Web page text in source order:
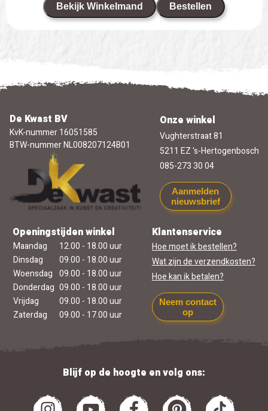
Bekijk Winkelmand Bestellen
De Kwast BV
KvK-nummer 16051585
BTW-nummer NL008207124B01
Onze winkel
Vughterstraat 81
5211 EZ 's-Hertogenbosch
085-273 30 04
Aanmelden
nieuwsbrief
Openingstijden winkel
Maandag
12.00 - 18.00 uur
Dinsdag
09.00 - 18.00 uur
Woensdag 09.00 - 18.00 uur
Donderdag 09.00 - 18.00 uur
Vrijdag
09.00 - 18.00 uur
Zaterdag
09.00 - 17.00 uur
Klantenservice
Hoe moet ik bestellen?
Wat zijn de verzendkosten?
Hoe kan ik betalen?
Neem contact
op
Blijf op de hoogte en volg ons: